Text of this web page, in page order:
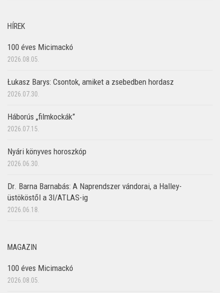
HÍREK
100 éves Micimackó
2026.08.05.
Łukasz Barys: Csontok, amiket a zsebedben hordasz
2026.07.30.
Háborús „filmkockák”
2026.07.15.
Nyári könyves horoszkóp
2026.06.30.
Dr. Barna Barnabás: A Naprendszer vándorai, a Halley-
üstököstől a 3I/ATLAS-ig
2026.06.18.
MAGAZIN
100 éves Micimackó
2026.08.05.